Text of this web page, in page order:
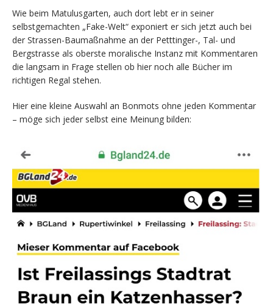
Wie beim Matulusgarten, auch dort lebt er in seiner
selbstgemachten „Fake-Welt“ exponiert er sich jetzt auch bei
der Strassen-Baumaßnahme an der Petttinger-, Tal- und
Bergstrasse als oberste moralische Instanz mit Kommentaren
die langsam in Frage stellen ob hier noch alle Bücher im
richtigen Regal stehen.
Hier eine kleine Auswahl an Bonmots ohne jeden Kommentar
– möge sich jeder selbst eine Meinung bilden: